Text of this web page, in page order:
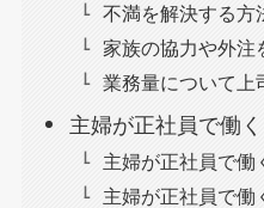
不満を解決する方
家族の協力や外注
業務量について上
主婦が正社員で働
主婦が正社員で働
主婦が正社員で働